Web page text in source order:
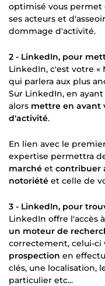
optimisé vous permet
ses acteurs et
dommage d'activité.
2 - LinkedIn, pour
LinkedIn, c'est votre «
qui parlera aux plus
Sur LinkedIn, en
alors mettre en avant
d'activité.
En lien avec le
expertise permettra
marché et contribuer
notoriété et celle de
3 - LinkedIn, pour
LinkedIn offre l'accès
un moteur de
correctement, celui-ci
prospection en
clés, une localisation,
particulier etc...